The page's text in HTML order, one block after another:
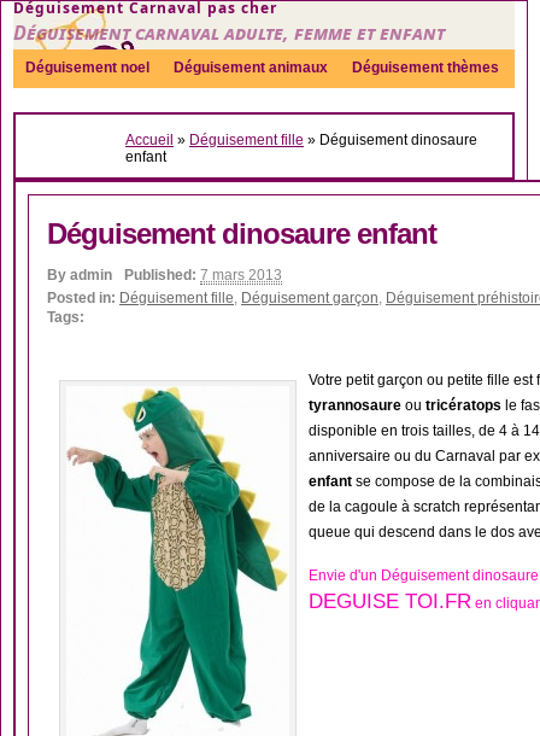
Déguisement Carnaval pas cher
Déguisement carnaval adulte, femme et enfant
Déguisement noel Déguisement animaux Déguisement thèmes
Sexy Déguisement couple Déguisements par genre Idées
Accueil » Déguisement fille » Déguisement dinosaure
enfant
Déguisement dinosaure enfant
By admin Published: 7 mars 2013
Posted in: Déguisement fille, Déguisement garçon, Déguisement
Tags:
Votre petit garçon ou petite fille est
tyrannosaure ou tricératops le
disponible en trois tailles, de 4 à
anniversaire ou du Carnaval par
enfant se compose de la
de la cagoule à scratch
queue qui descend dans le dos
Envie d'un Déguisement
DEGUISE TOI.FR en